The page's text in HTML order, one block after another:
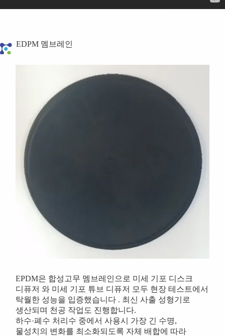
EDPM 멤브레인
EPDM은 합성고무 멤브레인으로 미세 기포 디스크
디퓨저 와 미세 기포 튜브 디퓨저 모두 현장 테스트에서
탁월한 성능을 입증했습니다 . 최신 사출 성형기로
생산되며 천공 작업도 진행합니다.
하수·폐수 처리수 중에서 사용시 가장 긴 수명,
물성치의 변화를 최소화되도록 자체 배합에 따라